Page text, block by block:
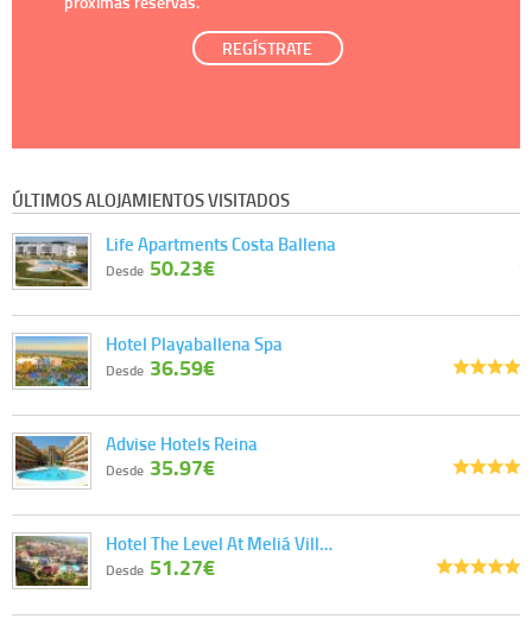
REGÍSTRATE
ÚLTIMOS ALOJAMIENTOS VISITADOS
Life Apartments Costa Ballena
Desde 50.23€
Hotel Playaballena Spa
Desde 36.59€
Advise Hotels Reina
Desde 35.97€
Hotel The Level At Meliá Vill…
Desde 51.27€